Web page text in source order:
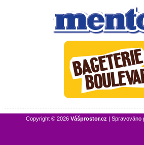
Copyright © 2026 Vášprostor.cz | Spravováno